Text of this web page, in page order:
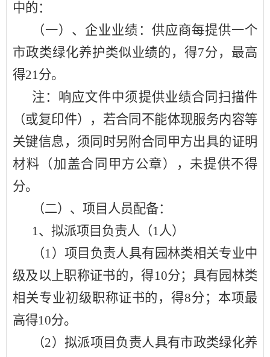
中的：
（一）、企业业绩：供应商每提供一个
市政类绿化养护类似业绩的，得7分，最高
得21分。
注：响应文件中须提供业绩合同扫描件
（或复印件），若合同不能体现服务内容等
关键信息，须同时另附合同甲方出具的证明
材料（加盖合同甲方公章），未提供不得
分。
（二）、项目人员配备：
1、拟派项目负责人（1人）
（1）项目负责人具有园林类相关专业中
级及以上职称证书的，得10分；具有园林类
相关专业初级职称证书的，得8分；本项最
高得10分。
（2）拟派项目负责人具有市政类绿化养